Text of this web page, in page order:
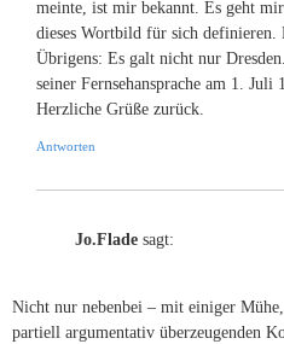
meinte, ist mir bekannt. Es geht
dieses Wortbild für sich definieren.
Übrigens: Es galt nicht nur
seiner Fernsehansprache am 1. Juli
Herzliche Grüße zurück.
Antworten
Jo.Flade sagt:
Nicht nur nebenbei – mit einiger
partiell argumentativ überzeugenden